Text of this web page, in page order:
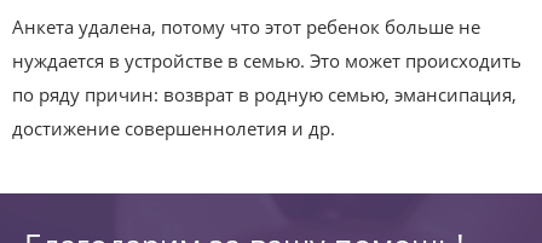
Анкета удалена, потому что этот ребенок больше не
нуждается в устройстве в семью. Это может происходить
по ряду причин: возврат в родную семью, эмансипация,
достижение совершеннолетия и др.